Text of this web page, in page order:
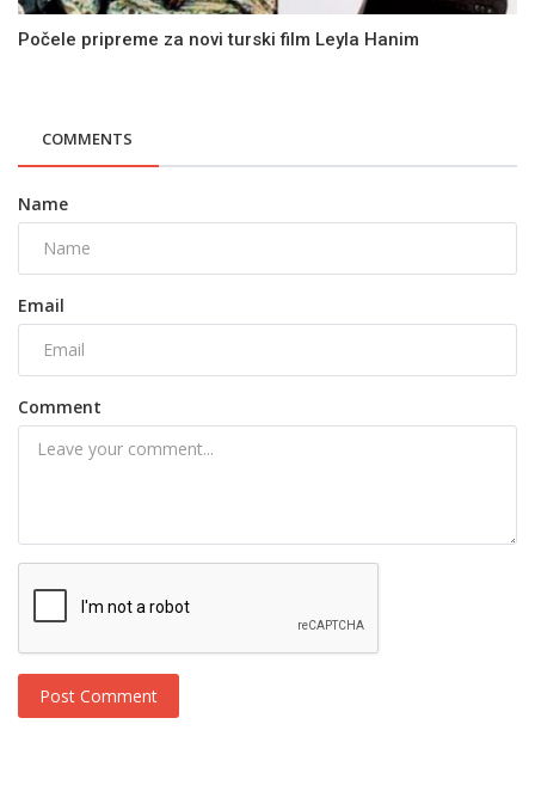
Počele pripreme za novi turski film Leyla Hanim
COMMENTS
Name
Email
Comment
Post Comment